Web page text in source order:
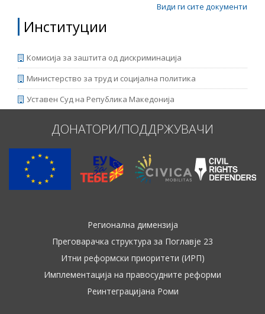
Види ги сите документи
Институции
Комисија за заштита од дискриминација
Министерство за труд и социјална политика
Уставен Суд на Република Македонија
ДОНАТОРИ/ПОДДРЖУВАЧИ
Регионална димензија
Преговарачка структура за Поглавје 23
Итни реформски приоритети (ИРП)
Имплементација на правосудните реформи
Реинтеграцијана Роми